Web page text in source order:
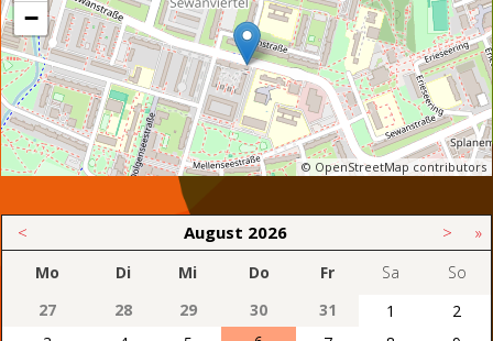
−
© OpenStreetMap contributors
< August 2026 > »
Mo Di Mi Do Fr Sa
So
27
28 29 30 31 1
2